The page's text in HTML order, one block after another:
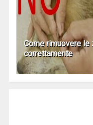
Come rimuovere le
correttamente